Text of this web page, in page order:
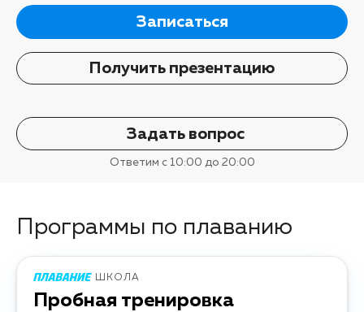
Записаться
Получить презентацию
Задать вопрос
Ответим с 10:00 до 20:00
Программы по плаванию
ШКОЛА
Пробная тренировка